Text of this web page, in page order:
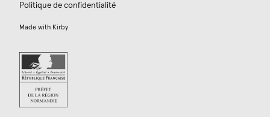
Politique de confidentialité
Made with Kirby